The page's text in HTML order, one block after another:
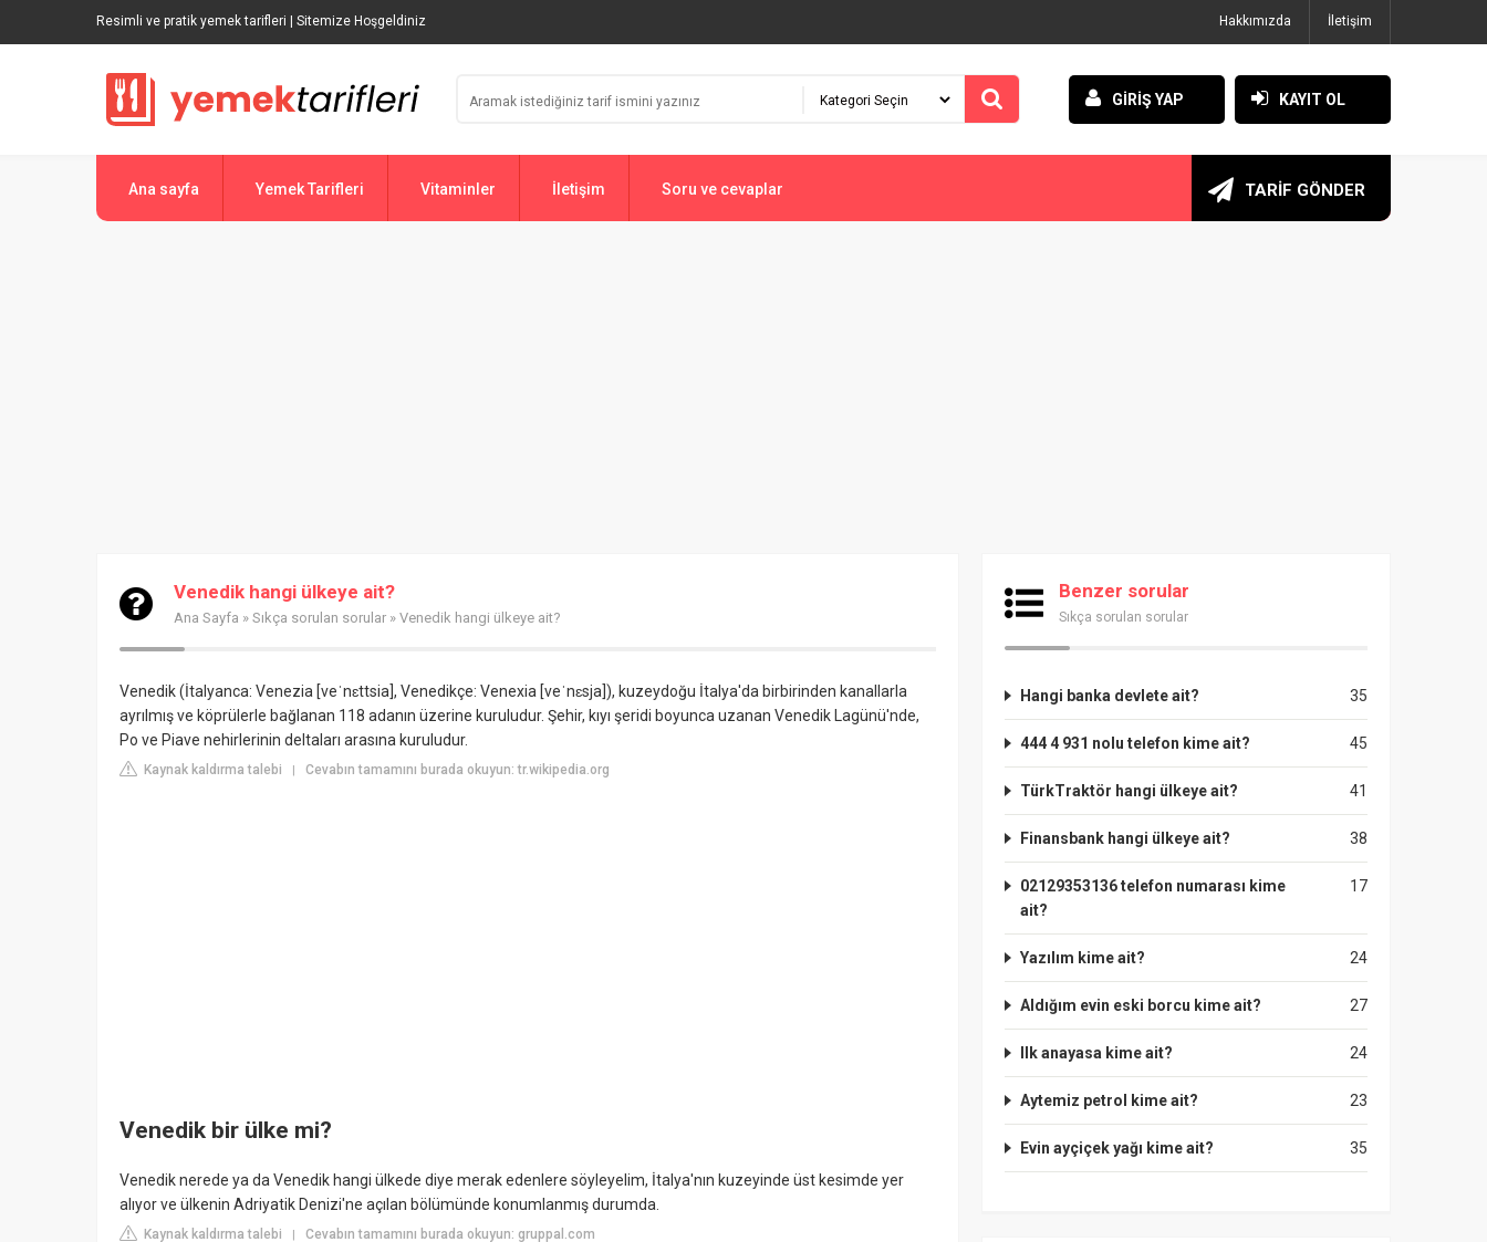
Resimli ve pratik yemek tarifleri | Sitemize Hoşgeldiniz Hakkımızda İletişim
GİRİŞ YAP KAYIT OL
Ana sayfa Yemek Tarifleri Vitaminler İletişim Soru ve cevaplar TARİF GÖNDER
Venedik hangi ülkeye ait?
Ana Sayfa » Sıkça sorulan sorular » Venedik hangi ülkeye ait?
Venedik (İtalyanca: Venezia [veˈnɛttsia], Venedikçe: Venexia [veˈnɛsja]), kuzeydoğu İtalya'da birbirinden kanallarla
ayrılmış ve köprülerle bağlanan 118 adanın üzerine kuruludur. Şehir, kıyı şeridi boyunca uzanan Venedik Lagünü'nde,
Po ve Piave nehirlerinin deltaları arasına kuruludur.
Kaynak kaldırma talebi | Cevabın tamamını burada okuyun: tr.wikipedia.org
Venedik bir ülke mi?
Venedik nerede ya da Venedik hangi ülkede diye merak edenlere söyleyelim, İtalya'nın kuzeyinde üst kesimde yer
alıyor ve ülkenin Adriyatik Denizi'ne açılan bölümünde konumlanmış durumda.
Kaynak kaldırma talebi Cevabın tamamını burada okuyun: gruppal.com
Benzer sorular
Sıkça sorulan sorular
35
Hangi banka devlete ait?
45
444 4 931 nolu telefon kime ait?
41
TürkTraktör hangi ülkeye ait?
38
Finansbank hangi ülkeye ait?
17
02129353136 telefon numarası kime
ait?
24
Yazılım kime ait?
27
Aldığım evin eski borcu kime ait?
24
Ilk anayasa kime ait?
23
Aytemiz petrol kime ait?
35
Evin ayçiçek yağı kime ait?